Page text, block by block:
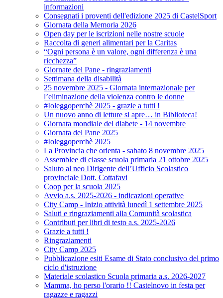
informazioni
Consegnati i proventi dell'edizione 2025 di CastelSport
Giornata della Memoria 2026
Open day per le iscrizioni nelle nostre scuole
Raccolta di generi alimentari per la Caritas
“Ogni persona è un valore, ogni differenza è una
ricchezza”
Giornate del Pane - ringraziamenti
Settimana della disabilità
25 novembre 2025 - Giornata internazionale per
l’eliminazione della violenza contro le donne
#Ioleggoperchè 2025 - grazie a tutti !
Un nuovo anno di letture si apre… in Biblioteca!
Giornata mondiale del diabete - 14 novembre
Giornata del Pane 2025
#Ioleggoperchè 2025
La Provincia che orienta - sabato 8 novembre 2025
Assemblee di classe scuola primaria 21 ottobre 2025
Saluto al neo Dirigente dell’Ufficio Scolastico
provinciale Dott. Cottafavi
Coop per la scuola 2025
Avvio a.s. 2025-2026 - indicazioni operative
City Camp - Inizio attività lunedì 1 settembre 2025
Saluti e ringraziamenti alla Comunità scolastica
Contributi per libri di testo a.s. 2025-2026
Grazie a tutti !
Ringraziamenti
City Camp 2025
Pubblicazione esiti Esame di Stato conclusivo del primo
ciclo d'istruzione
Materiale scolastico Scuola primaria a.s. 2026-2027
Mamma, ho perso l'orario !! Castelnovo in festa per
ragazze e ragazzi